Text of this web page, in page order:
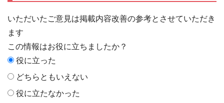
いただいたご意見は掲載内容改善の参考とさせていただき
ます
この情報はお役に立ちましたか？
役に立った
どちらともいえない
役に立たなかった